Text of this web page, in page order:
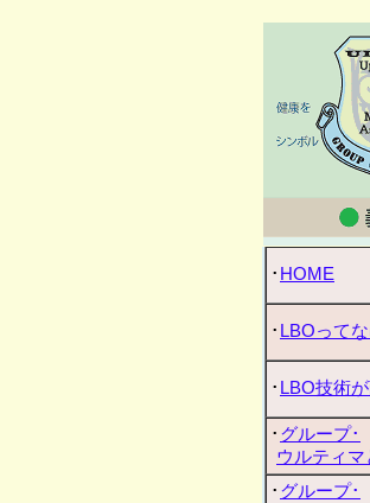
･ HOME
･ LBOってな
･ LBO技術
･ グループ･
ウルティマ
･ グループ･